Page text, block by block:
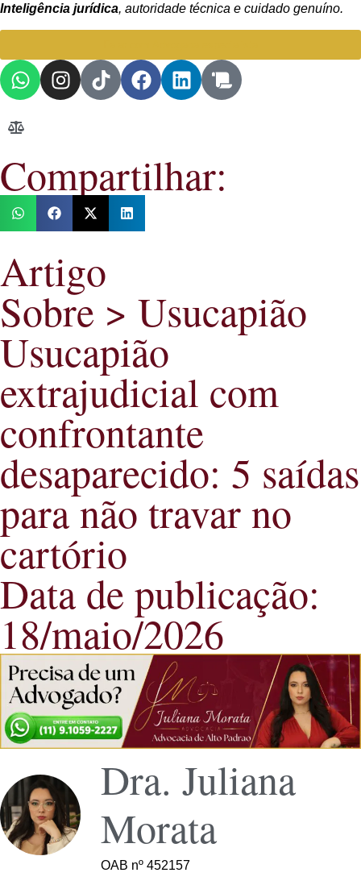
Inteligência jurídica, autoridade técnica e cuidado genuíno.
Compartilhar:
Artigo
Sobre > Usucapião
Usucapião
extrajudicial com
confrontante
desaparecido: 5 saídas
para não travar no
cartório
Data de publicação:
18/maio/2026
Dra. Juliana
Morata
OAB nº 452157